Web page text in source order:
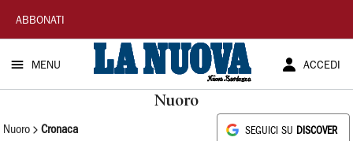
La
Nuova
Sardegna
ABBONATI
MENU ACCEDI
Nuoro
Nuoro Cronaca SEGUICI SU DISCOVER